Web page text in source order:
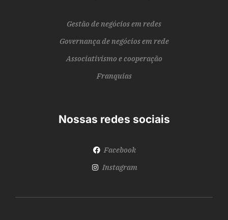
Gestão de negócios em redes
Governança de negócios em rede
Associativismo e cooperação
Franquias
Nossas redes sociais
Facebook
Instagram